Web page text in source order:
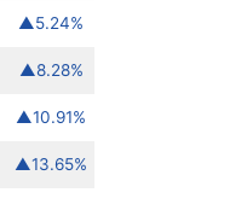
▲5.24%
▲8.28%
▲10.91%
▲13.65%